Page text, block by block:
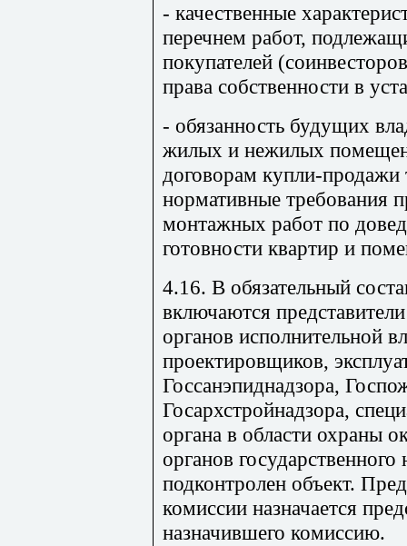
- качественные
перечнем работ,
покупателей
права собственности в
- обязанность будущих
жилых и нежилых
договорам купли-продажи
нормативные требования
монтажных работ по
готовности квартир и
4.16. В обязательный
включаются
органов исполнительной
проектировщиков,
Госсанэпиднадзора,
Госархстройнадзора,
органа в области охраны
органов
подконтролен объект.
комиссии назначается
назначившего комиссию.